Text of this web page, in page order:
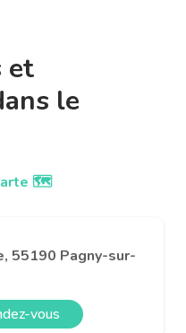
et
le
🗺️
55190 Pagny-sur-
vous